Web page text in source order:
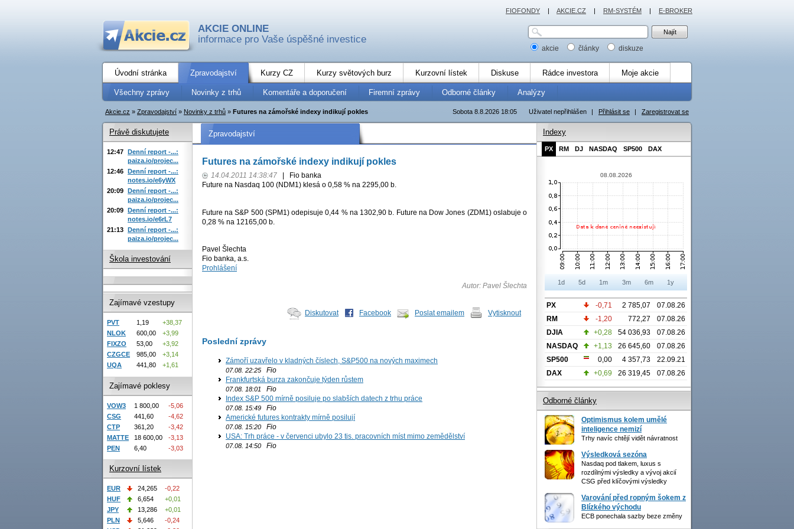
AKCIE ONLINE
informace pro Vaše úspěšné investice
akcie články diskuze
Úvodní stránka Zpravodajství Kurzy CZ Kurzy světových burz Kurzovní lístek Diskuse Rádce investora Moje akcie
Všechny zprávy Novinky z trhů Komentáře a doporučení Firemní zprávy Odborné články Analýzy
Uživatel nepřihlášen | Přihlásit se | Zaregistrovat se
Sobota 8.8.2026 18:05
Akcie.cz » Zpravodajství » Novinky z trhů » Futures na zámořské indexy indikují pokles
Zpravodajství
Futures na zámořské indexy indikují pokles
14.04.2011 14:38:47
Fio banka
Future na Nasdaq 100 (NDM1) klesá o 0,58 % na 2295,00 b.
Future na S&P 500 (SPM1) odepisuje 0,44 % na 1302,90 b. Future na Dow Jones (ZDM1) oslabuje o
0,28 % na 12165,00 b.
Pavel Šlechta
Fio banka, a.s.
Prohlášení
Autor: Pavel Šlechta
Diskutovat Facebook Poslat emailem Vytisknout
Poslední zprávy
Zámoří uzavřelo v kladných číslech, S&P500 na nových maximech
07.08. 22:25 Fio
Frankfurtská burza zakončuje týden růstem
07.08. 18:01
Fio
Index S&P 500 mírně posiluje po slabších datech z trhu práce
07.08. 15:49 Fio
Americké futures kontrakty mírně posilují
07.08. 15:20 Fio
USA: Trh práce - v červenci ubylo 23 tis. pracovních míst mimo zemědělství
07.08. 14:50 Fio
Právě diskutujete
12:47 Denní report -...:
paiza.io/projec...
12:46 Denní report -...:
notes.io/e6yWX
20:09 Denní report -...:
paiza.io/projec...
20:09 Denní report -...:
notes.io/e6rL7
21:13 Denní report -...:
paiza.io/projec...
Škola investování
Zajímavé vzestupy
PVT 1,19
+38,37
NLOK
600,00
+3,99
FIXZO
53,00
+3,92
CZGCE
985,00
+3,14
UQA
441,80 +1,61
Zajímavé poklesy
VOW3 1 800,00
-5,06
CSG
441,60
-4,62
CTP
361,20
-3,42
MATTE
18 600,00
-3,13
PEN
6,40 -3,03
Kurzovní lístek
EUR 24,265
-0,22
HUF
6,654
+0,01
JPY
13,286
+0,01
PLN
5,646
-0,24
Indexy
PX RM DJ NASDAQ SP500 DAX
08.08.2026
1d 5d 1m 3m 6m 1y
PX -0,71 2 785,07
07.08.26
RM
-1,20 772,27
07.08.26
DJIA
+0,28 54 036,93
07.08.26
NASDAQ
+1,13 26 645,60
07.08.26
SP500
0,00 4 357,73
22.09.21
DAX
+0,69 26 319,45 07.08.26
Odborné články
Optimismus kolem umělé
inteligence nemizí
Trhy navíc chtějí vidět návratnost
Výsledková sezóna
Nasdaq pod tlakem, luxus s
rozdílnými výsledky a vývoj akcií
CSG před klíčovými výsledky
Varování před ropným šokem z
Blízkého východu
ECB ponechala sazby beze změny
FIOFONDY | AKCIE.CZ | RM-SYSTÉM | E-BROKER